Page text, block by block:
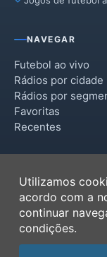
NAVEGAR
Futebol ao vivo
Rádios por cidade
Rádios por
Favoritas
Recentes
Termos de Uso
Política de
Ferramentas
Contato
Utilizamos
acordo com a
continuar
condições.